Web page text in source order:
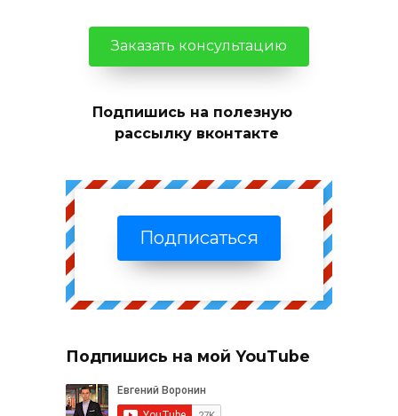
Заказать консультацию
Подпишись на полезную
рассылку вконтакте
Подписаться
Подпишись на мой YouTube